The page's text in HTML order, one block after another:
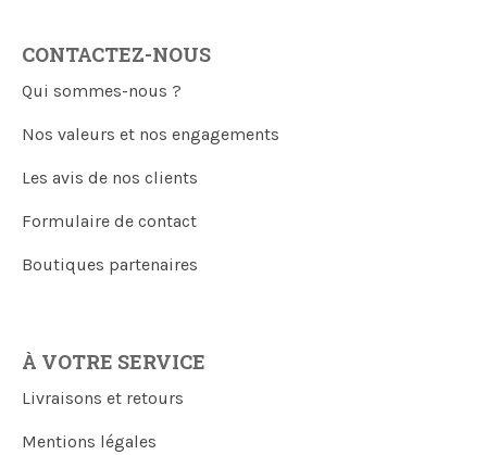
CONTACTEZ-NOUS
Qui sommes-nous ?
Nos valeurs et nos engagements
Les avis de nos clients
Formulaire de contact
Boutiques partenaires
À VOTRE SERVICE
Livraisons et retours
Mentions légales